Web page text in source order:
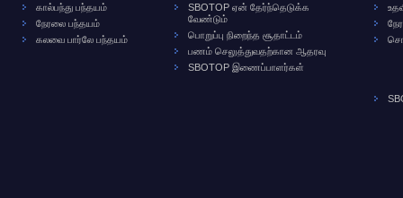
கால்பந்து பந்தயம்
நேரலை பந்தயம்
கலவை பார்லே பந்தயம்
SBOTOP ஏன் தேர்ந்தெடுக்க
வேண்டும்
பொறுப்பு நிறைந்த சூதாட்டம்
பணம் செலுத்துவதற்கான ஆதரவு
SBOTOP இணைப்பாளர்கள்